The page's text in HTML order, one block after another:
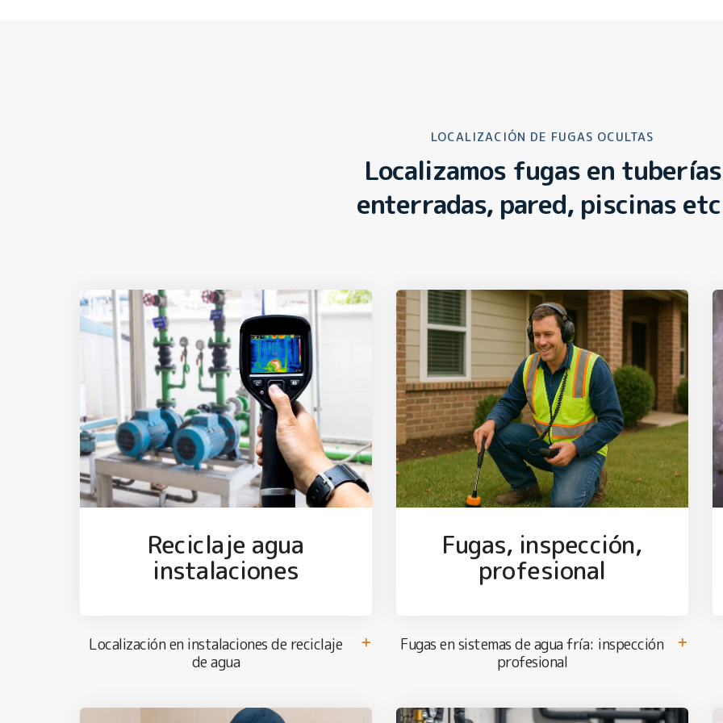
LOCALIZACIÓN DE FUGAS OCULTAS
Localizamos fugas en tuberías
enterradas, pared, piscinas
Reciclaje agua
instalaciones
Localización en instalaciones de reciclaje
de agua
Fugas, inspección,
profesional
Fugas en sistemas de agua fría: inspección
profesional